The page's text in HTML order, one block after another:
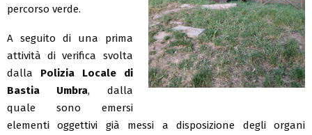
percorso verde.
A seguito di una prima
attività di verifica svolta
dalla Polizia Locale di
Bastia Umbra, dalla
quale sono emersi
elementi oggettivi già messi a disposizione degli organi